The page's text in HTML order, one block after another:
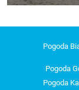
Pogoda
Pogoda
Pogoda